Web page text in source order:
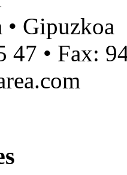
• Gipuzkoa
47 • Fax: